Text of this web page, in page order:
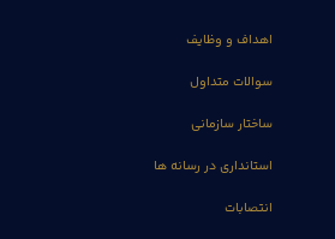
اهداف و وظایف
سوالات متداول
ساختار سازمانی
استانداری در رسانه ها
انتصابات